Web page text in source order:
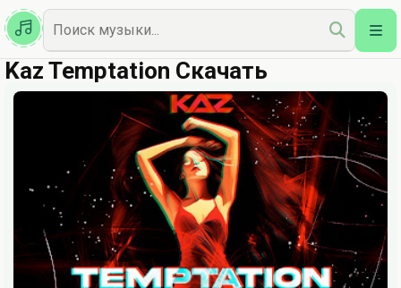
Казахская
Наш Топ
Kaz Temptation Скачать